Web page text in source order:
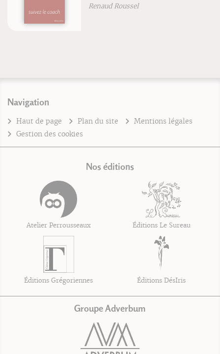
Renaud Roussel
Navigation
Haut de page Plan du site
Mentions légales
Gestion des cookies
Nos éditions
Atelier Perrousseaux Éditions Le Sureau
Éditions Grégoriennes Éditions DésIris
Groupe Adverbum